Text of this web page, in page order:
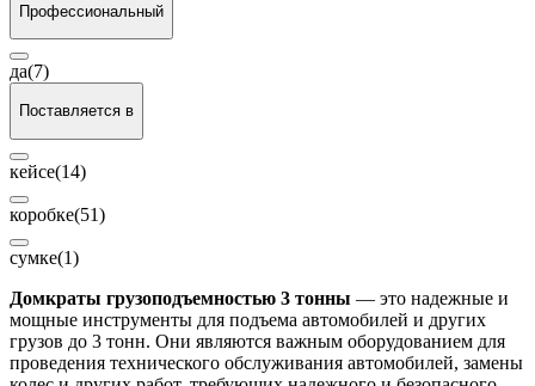
Профессиональный
да(7)
Поставляется в
кейсе(14)
коробке(51)
сумке(1)
Домкраты грузоподъемностью 3 тонны — это надежные и
мощные инструменты для подъема автомобилей и других
грузов до 3 тонн. Они являются важным оборудованием для
проведения технического обслуживания автомобилей, замены